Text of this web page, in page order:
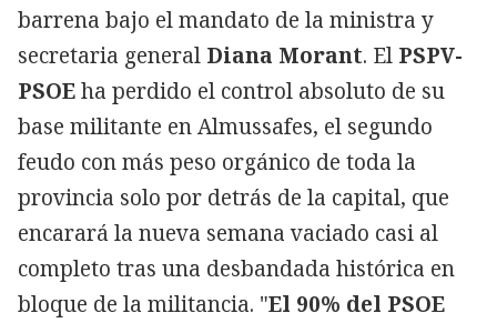
barrena bajo el mandato de la ministra y
secretaria general Diana Morant. El PSPV-
PSOEha perdido el control absoluto de su
base militante en Almussafes, el segundo
feudo con más peso orgánico de toda la
provincia solo por detrás de la capital, que
encarará la nueva semana vaciado casi al
completo tras una desbandada histórica en
bloque de la militancia. "El 90% del PSOE